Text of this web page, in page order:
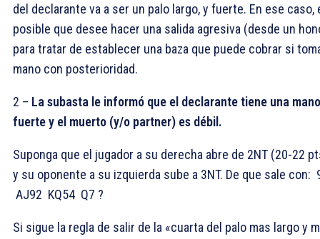
del declarante va a ser un palo largo, y fuerte. En ese caso,
posible que desee hacer una salida agresiva (desde un
para tratar de establecer una baza que puede cobrar si
mano con posterioridad.
2 – La subasta le informó que el declarante tiene una mano
fuerte y el muerto (y/o partner) es débil.
Suponga que el jugador a su derecha abre de 2NT (20-22
y su oponente a su izquierda sube a 3NT. De que sale con:
AJ92 KQ54 Q7 ?
Si sigue la regla de salir de la «cuarta del palo mas largo y